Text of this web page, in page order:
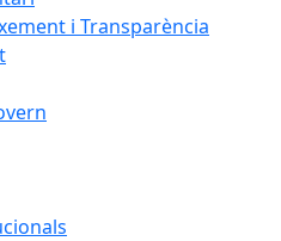
i Transparència